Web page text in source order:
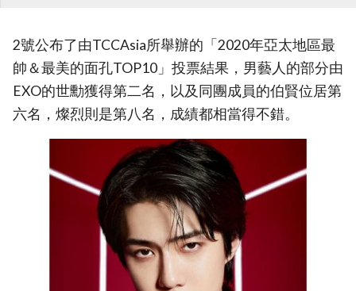
2號公布了由TCCAsia所舉辦的「2020年亞太地區最
帥＆最美的面孔TOP10」投票結果，男藝人的部分由
EXO的世勳獲得第二名，以及同團成員的伯賢位居第
六名，燦烈則是第八名，成績都相當得不錯。